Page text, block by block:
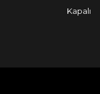
Kapalı